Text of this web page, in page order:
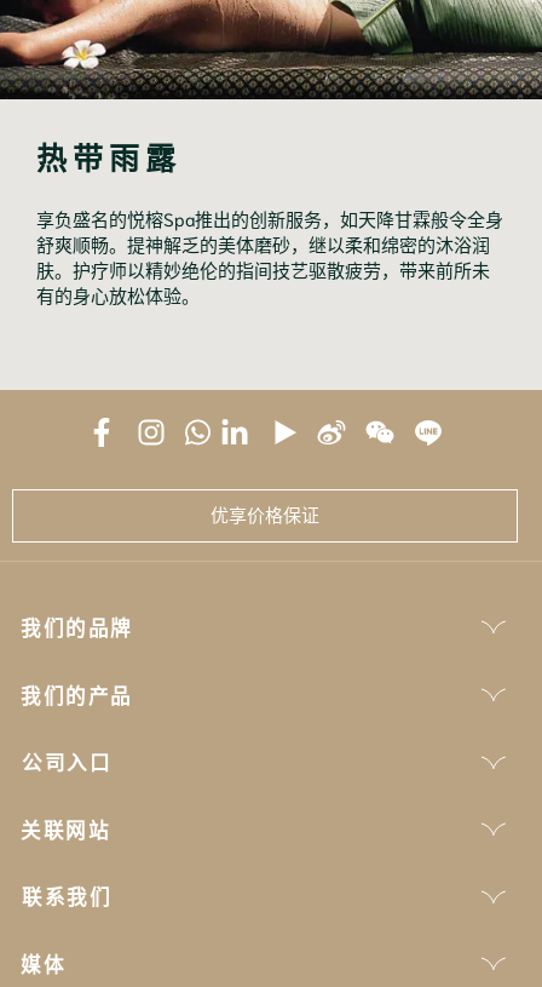
热带雨露
享负盛名的悦榕Spa推出的创新服务，如天降甘霖般令全身
舒爽顺畅。提神解乏的美体磨砂，继以柔和绵密的沐浴润
肤。护疗师以精妙绝伦的指间技艺驱散疲劳，带来前所未
有的身心放松体验。
优享价格保证
我们的品牌
我们的产品
公司入口
关联网站
联系我们
媒体